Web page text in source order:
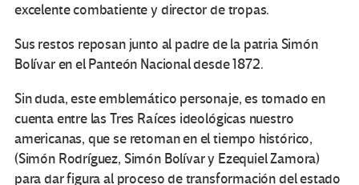
excelente combatiente y director de tropas.
Sus restos reposan junto al padre de la patria Simón
Bolívar en el Panteón Nacional desde 1872.
Sin duda, este emblemático personaje, es tomado en
cuenta entre las Tres Raíces ideológicas nuestro
americanas, que se retoman en el tiempo histórico,
(Simón Rodríguez, Simón Bolívar y Ezequiel Zamora)
para dar figura al proceso de transformación del estado